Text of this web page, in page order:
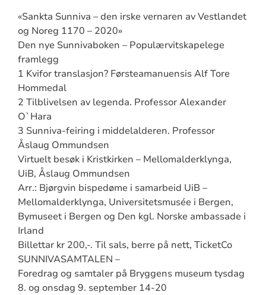
«Sankta Sunniva – den irske vernaren av Vestlandet
og Noreg 1170 – 2020»
Den nye Sunnivaboken – Populærvitskapelege
framlegg
1 Kvifor translasjon? Førsteamanuensis Alf Tore
Hommedal
2 Tilblivelsen av legenda. Professor Alexander
O`Hara
3 Sunniva-feiring i middelalderen. Professor
Åslaug Ommundsen
Virtuelt besøk i Kristkirken – Mellomalderklynga,
UiB, Åslaug Ommundsen
Arr.: Bjørgvin bispedøme i samarbeid UiB –
Mellomalderklynga, Universitetsmusée i Bergen,
Bymuseet i Bergen og Den kgl. Norske ambassade i
Irland
Billettar kr 200,-. Til sals, berre på nett, TicketCo
SUNNIVASAMTALEN –
Foredrag og samtaler på Bryggens museum tysdag
8. og onsdag 9. september 14-20